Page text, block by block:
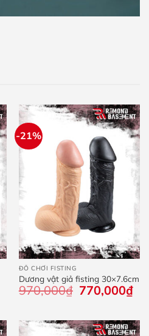
-21%
ĐỒ CHƠI FISTING
Dương vật giả fisting 30×7.6cm
970,000₫ Giá
gốc
970,000₫.
770,000₫Giá
là: